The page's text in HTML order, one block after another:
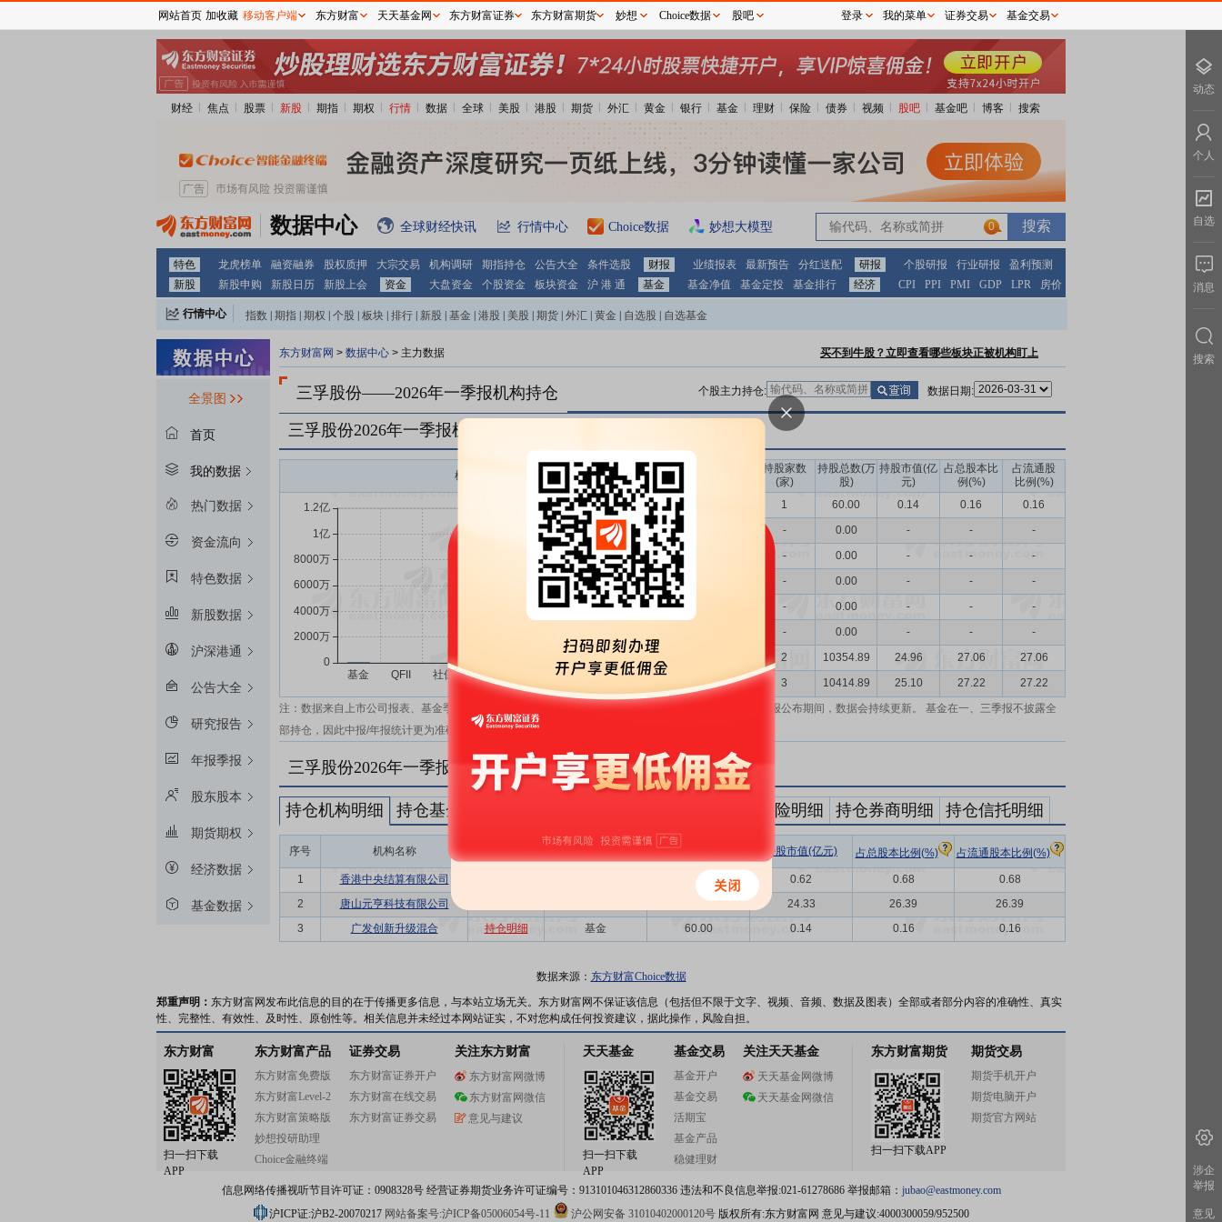
财经 焦点 股票 新股 期指 期权 行情 数据 全球 美股 港股 期货 外汇 黄金 银行 基金 理财 保险 债券 视频 股吧 基金吧 博客 搜索
数据中心 全球财经快讯 行情中心 Choice数据 妙想大模型 0
特色 龙虎榜单 融资融券 股权质押 大宗交易 机构调研 期指持仓 公告大全 条件选股 财报 业绩报表 最新预告 分红送配 研报 个股研报 行业研报
盈利预测
新股
新股申购 新股日历 新股上会 资金 大盘资金 个股资金 板块资金 沪 港 通 基金 基金净值 基金定投 基金排行 经济 CPI PPI PMI GDP LPR 房价
行情中心 指数 期指 期权 个股 板块 排行 新股 基金 港股 美股 期货 外汇 黄金 自选股 自选基金
全景图
首页
我的数据
热门数据
资金流向
特色数据
新股数据
沪深港通
公告大全
研究报告
年报季报
股东股本
期货期权
经济数据
基金数据
东方财富网 > 数据中心 > 主力数据 买不到牛股？立即查看哪些板块正被机构盯上
三孚股份——2026年一季报机构持仓 个股主力持仓: 数据日期:
三孚股份2026年一季报机构持仓一览
机构持股(万)
持股家数
(家)
持股总数(万
股)
持股市值(亿
元)
占总股本比
例(%)
占流通股
比例(%)
1 60.00 0.14 0.16
0.16
- 0.00 - -
-
- 0.00 - -
-
- 0.00 - -
-
- 0.00 - -
-
- 0.00 - -
-
2 10354.89 24.96 27.06
27.06
机构汇总
3 10414.89 25.10 27.22
27.22
注：数据来自上市公司报表、基金季报、半年报和基金年报；在上市公司报表、基金季报、半年报和年报公布期间，数据会持续更新。 基金在一、三季报不披露全
部持仓，因此中报/年报统计更为准确。
三孚股份2026年一季报机构持仓明细
持仓机构明细 持仓基金明细 持仓保险明细 持仓券商明细 持仓信托明细
序号 机构名称 持股总数(万股) 持股市值(亿元) 占总股本比例(%) 占流通股本比例(%)
1 香港中央结算有限公司 258.47 0.62 0.68
0.68
2
唐山元亨科技有限公司 10096.43 24.33 26.39
26.39
3
广发创新升级混合 持仓明细 基金 60.00 0.14 0.16 0.16
数据来源： 东方财富Choice数据
郑重声明： 东方财富网发布此信息的目的在于传播更多信息，与本站立场无关。东方财富网不保证该信息（包括但不限于文字、视频、音频、数据及图表）全部或者部分内容的准确性、真实
性、完整性、有效性、及时性、原创性等。相关信息并未经过本网站证实，不对您构成任何投资建议，据此操作，风险自担。
东方财富
扫一扫下载
APP
东方财富产品
东方财富免费版
东方财富Level-2
东方财富策略版
妙想投研助理
Choice金融终端
证券交易
东方财富证券开户
东方财富在线交易
东方财富证券交易
关注东方财富
东方财富网微博
东方财富网微信
意见与建议
天天基金
扫一扫下载
APP
基金交易
基金开户
基金交易
活期宝
基金产品
稳健理财
关注天天基金
天天基金网微博
天天基金网微信
东方财富期货
扫一扫下载APP
期货交易
期货手机开户
期货电脑开户
期货官方网站
信息网络传播视听节目许可证：0908328号 经营证券期货业务许可证编号：913101046312860336 违法和不良信息举报:021-61278686 举报邮箱： jubao@eastmoney.com
沪ICP证:沪B2-20070217 网站备案号:沪ICP备05006054号-11 沪公网安备 31010402000120号版权所有:东方财富网 意见与建议:4000300059/952500
网站首页 加收藏 移动客户端 东方财富 天天基金网 东方财富证券 东方财富期货 妙想 Choice数据 股吧 登录 我的菜单 证券交易 基金交易
动态
个人
自选
消息
搜索
涉企
举报
意见